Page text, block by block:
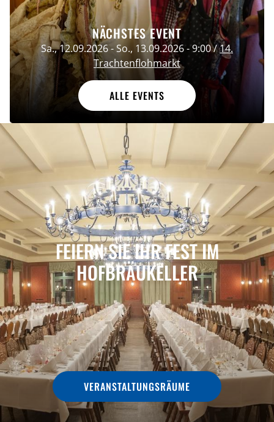
NÄCHSTES EVENT
Sa., 12.09.2026-So., 13.09.2026-9:00/14.
Trachtenflohmarkt
ALLE EVENTS
FEIERN SIE IHR FEST IM
HOFBRÄUKELLER
VERANSTALTUNGSRÄUME